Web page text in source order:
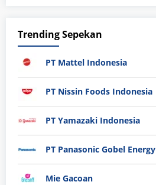
Trending Sepekan
PT Mattel Indonesia
PT Nissin Foods Indonesia
PT Yamazaki Indonesia
PT Panasonic Gobel Energy
Mie Gacoan